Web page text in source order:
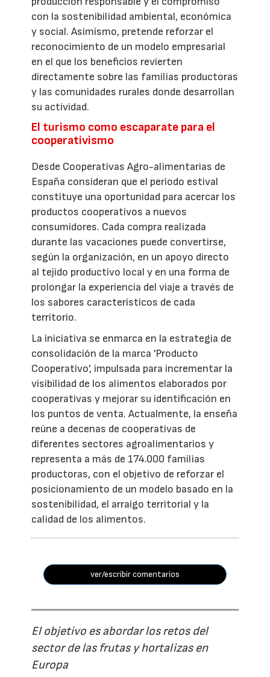
con la sostenibilidad ambiental, económica
y social. Asimismo, pretende reforzar el
reconocimiento de un modelo empresarial
en el que los beneficios revierten
directamente sobre las familias productoras
y las comunidades rurales donde desarrollan
su actividad.
El turismo como escaparate para el
cooperativismo
Desde Cooperativas Agro-alimentarias de
España consideran que el periodo estival
constituye una oportunidad para acercar los
productos cooperativos a nuevos
consumidores. Cada compra realizada
durante las vacaciones puede convertirse,
según la organización, en un apoyo directo
al tejido productivo local y en una forma de
prolongar la experiencia del viaje a través de
los sabores característicos de cada
territorio.
La iniciativa se enmarca en la estrategia de
consolidación de la marca 'Producto
Cooperativo', impulsada para incrementar la
visibilidad de los alimentos elaborados por
cooperativas y mejorar su identificación en
los puntos de venta. Actualmente, la enseña
reúne a decenas de cooperativas de
diferentes sectores agroalimentarios y
representa a más de 174.000 familias
productoras, con el objetivo de reforzar el
posicionamiento de un modelo basado en la
sostenibilidad, el arraigo territorial y la
calidad de los alimentos.
ver/escribir comentarios
El objetivo es abordar los retos del
sector de las frutas y hortalizas en
Europa